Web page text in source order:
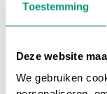
Toestemming
Deze website
We gebruiken
Heb je nog
dan gerust
website beter